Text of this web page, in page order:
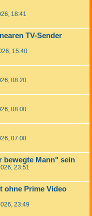
18:41
TV-Sender
15:40
08:20
08:00
07:08
bewegte Mann" sein
23:51
ohne Prime Video
23:49